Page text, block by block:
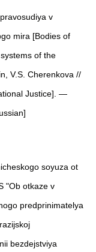
v
mira [Bodies of
of the
V.S. Cherenkova //
Justice]. —
soyuza ot
"Ob otkaze v
predprinimatelya
bezdejstviya